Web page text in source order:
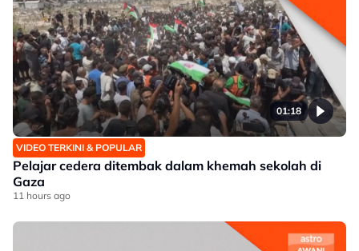
01:18
VIDEO TERKINI & POPULAR
Pelajar cedera ditembak dalam khemah sekolah di
Gaza
11 hours ago